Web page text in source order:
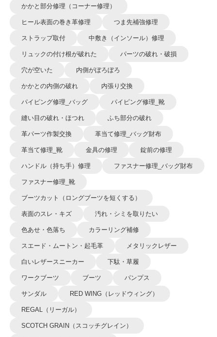
かかと部分修理（コーナー修理）
ヒール表面の巻き革修理 つま先補強修理
ストラップ取付 中敷き（インソール）修理
リュックの付け根が破れた パーツの破れ・破損
穴が空いた 内側がぼろぼろ
かかとの内側の破れ 内張り交換
パイピング修理_バッグ パイピング修理_靴
縫い目の破れ・ほつれ ふち部分の破れ
革パーツ作製交換 革当て修理_バッグ財布
革当て修理_靴 金具の修理 錠前の修理
ハンドル（持ち手）修理 ファスナー修理_バッグ財布
ファスナー修理_靴
ブーツカット（ロングブーツを短くする）
表面のスレ・キズ 汚れ・シミを取りたい
色あせ・色落ち カラーリング補修
スエード・ムートン・起毛革 メタリックレザー
白いレザースニーカー 下駄・草履
ワークブーツ ブーツ パンプス
サンダル RED WING（レッドウィング）
REGAL（リーガル）
SCOTCH GRAIN（スコッチグレイン）